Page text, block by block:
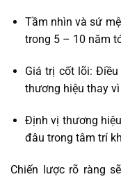
Tầm nhìn và sứ
trong 5 – 10 năm
Giá trị cốt lõi:
thương hiệu thay
Định vị thương
đâu trong tâm trí
Chiến lược rõ ràng